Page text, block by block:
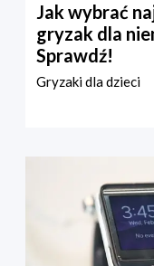
Jak wybrać
gryzak dla
Sprawdź!
Gryzaki dla dzieci